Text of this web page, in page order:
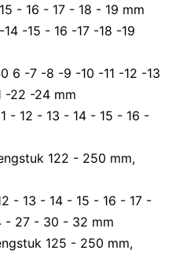
- 16 - 17 - 18 - 19 mm
-15 - 16 -17 -18 -19
6 -7 -8 -9 -10 -11 -12 -13
-22 -24 mm
- 12 - 13 - 14 - 15 - 16 -
122 - 250 mm,
- 13 - 14 - 15 - 16 - 17 -
- 27 - 30 - 32 mm
125 - 250 mm,